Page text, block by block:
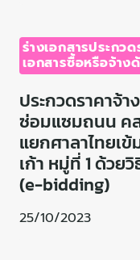
ร่างเอกสารประกว
เอกสารซื้อหรือจ้าง
ประกวดราคาจ้
ซ่อมแซมถนน ค
แยกศาลาไทยเ
เก้า หมู่ที่ 1 ด้วย
(e-bidding)
25/10/2023